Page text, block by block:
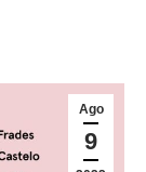
Ago
9